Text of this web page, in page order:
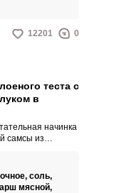
12201 0
теста с
в
начинка
самсы из
порадуйте
выпечкой.
соль,
мясной,